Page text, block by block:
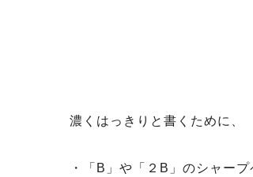
濃くはっきりと書くために、
・「B」や「２B」のシャー